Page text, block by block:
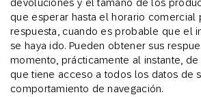
devoluciones y el tamaño de los
que esperar hasta el horario comercial
respuesta, cuando es probable que el
se haya ido. Pueden obtener sus
momento, prácticamente al instante, de
que tiene acceso a todos los datos de
comportamiento de navegación.